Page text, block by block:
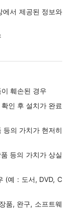
에서 제공된 정보와
훼손된 경우
인 후 설치가 완료
등의 가치가 현저히
등의 가치가 상실
(예 : 도서, DVD, C
품, 완구, 소프트웨